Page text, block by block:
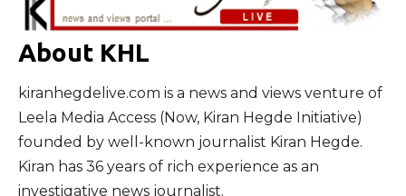
About KHL
kiranhegdelive.com is a news and views venture of
Leela Media Access (Now, Kiran Hegde Initiative)
founded by well-known journalist Kiran Hegde.
Kiran has 36 years of rich experience as an
investigative news journalist.